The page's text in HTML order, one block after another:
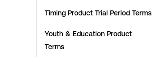
Timing Product Trial Period Terms
Youth & Education Product
Terms